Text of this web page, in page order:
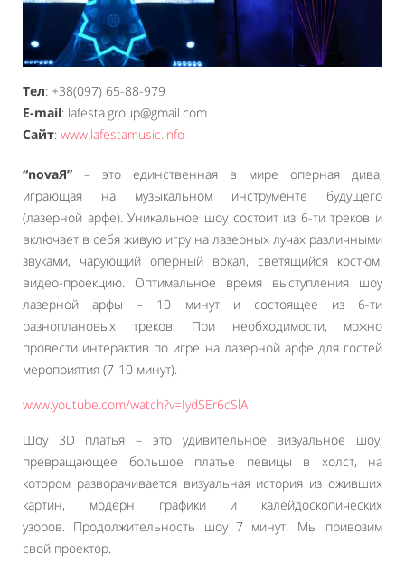
Тел: +38(097) 65-88-979
E-mail: lafesta.group@gmail.com
Сайт: www.lafestamusic.info
“novaЯ” – это единственная в мире оперная дива,
играющая на музыкальном инструменте будущего
(лазерной арфе). Уникальное шоу состоит из 6-ти треков и
включает в себя живую игру на лазерных лучах различными
звуками, чарующий оперный вокал, светящийся костюм,
видео-проекцию. Оптимальное время выступления шоу
лазерной арфы – 10 минут и состоящее из 6-ти
разноплановых треков. При необходимости, можно
провести интерактив по игре на лазерной арфе для гостей
мероприятия (7-10 минут).
www.youtube.com/watch?v=IydSEr6cSlA
Шоу 3D платья – это удивительное визуальное шоу,
превращающее большое платье певицы в холст, на
котором разворачивается визуальная история из оживших
картин, модерн графики и калейдоскопических
узоров. Продолжительность шоу 7 минут. Мы привозим
свой проектор.